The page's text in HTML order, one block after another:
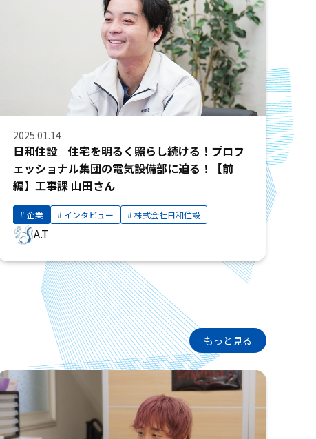
2025.01.14
日和住設｜住宅を明るく照らし続ける！プロフ
ェッショナル集団の電気設備部に迫る！【前
編】工事課 山田さん
企業 インタビュー 株式会社日和住設
A.T
もっと見る